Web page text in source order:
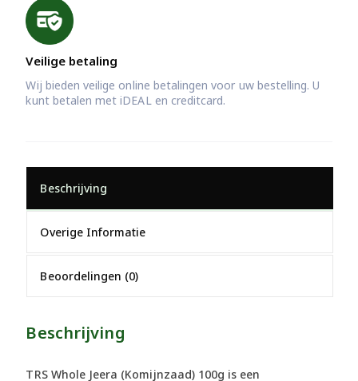
Veilige betaling
Wij bieden veilige online betalingen voor uw bestelling. U
kunt betalen met iDEAL en creditcard.
Beschrijving
Overige Informatie
Beoordelingen (0)
Beschrijving
TRS Whole Jeera (Komijnzaad) 100g is een